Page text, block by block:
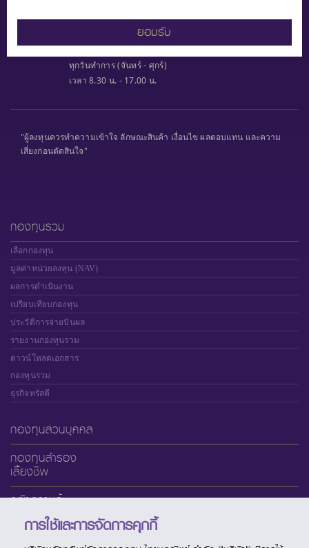
ยอมรับ
0 2949 1500
ทุกวันทำการ (จันทร์ - ศุกร์)
เวลา 8.30 น. - 17.00 น.
"ผู้ลงทุนควรทำความเข้าใจ ลักษณะสินค้า เงื่อนไข ผลตอบแทน และความ
เสี่ยงก่อนตัดสินใจ"
กองทุนรวม
เลือกกองทุน
มูลค่าหน่วยลงทุน (NAV)
ผลการดำเนินงาน
เปรียบเทียบกองทุน
ประวัติการจ่ายปันผล
รายงานกองทุนรวม
ดาวน์โหลดเอกสาร
กองทุนรวม
ธุรกิจทรัสตี
กองทุนส่วนบุคคล
กองทุนสำรอง
เลี้ยงชีพ
คลังความรู้
เกี่ยวกับ SCBAM
การใช้และการจัดการคุกกี้